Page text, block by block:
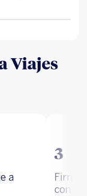
Viajes
a
3
Firma